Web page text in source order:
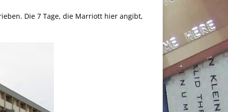
Die 7 Tage, die Marriott hier angibt,